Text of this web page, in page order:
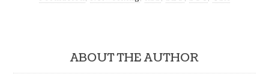
ABOUT THE AUTHOR